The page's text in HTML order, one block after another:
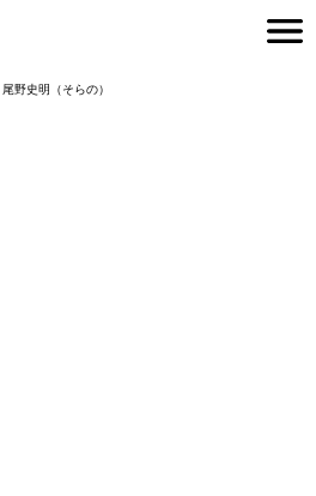
尾野史明（そらの）